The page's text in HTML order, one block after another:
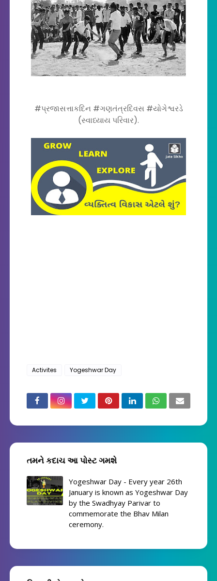
#પ્રજાસત્તાકદિન #ગણતંત્રદિવસ #યોગેશ્વરડે
(સ્વાધ્યાય પરિવાર).
Activites Yogeshwar Day
તમને કદાચ આ પોસ્ટ ગમશે
Yogeshwar Day - Every year 26th
January is known as Yogeshwar Day
by the Swadhyay Parivar to
commemorate the Bhav Milan
ceremony.